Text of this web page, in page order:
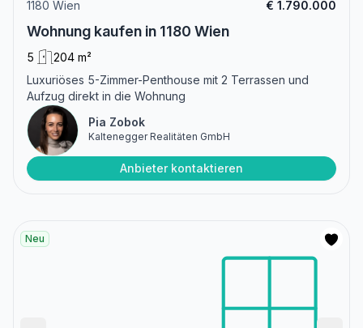
1180 Wien € 1.790.000
Wohnung kaufen in 1180 Wien
5
204 m²
Luxuriöses 5-Zimmer-Penthouse mit 2 Terrassen und
Aufzug direkt in die Wohnung
Pia Zobok
Kaltenegger Realitäten GmbH
Anbieter kontaktieren
Neu